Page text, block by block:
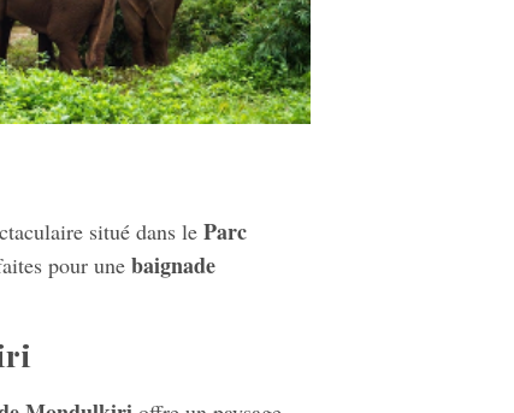
situé dans le Parc
pour une baignade